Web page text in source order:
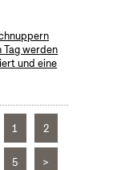
Tag werden
und eine
1 2
5 >